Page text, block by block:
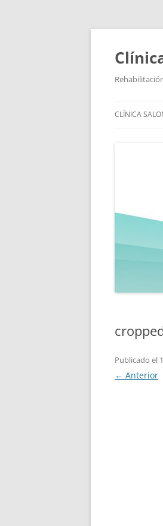
Saltar
contenido
CLÍNICA
Publicado el
← Anterior